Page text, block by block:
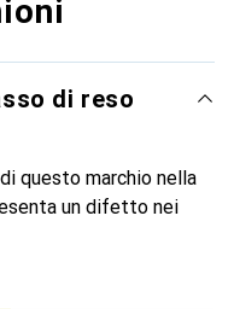
di reso
questo marchio nella
un difetto nei